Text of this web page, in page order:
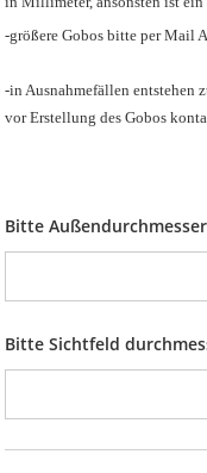
-größere Gobos bitte per Mail
-in Ausnahmefällen entstehen
vor Erstellung des Gobos
Bitte
Bitte Sichtfeld